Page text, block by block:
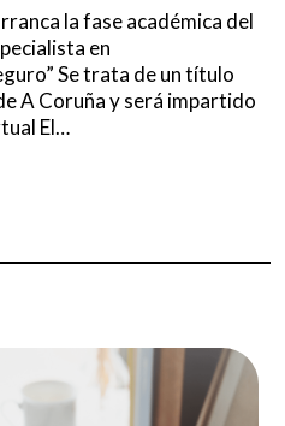
la fase académica del
en
Se trata de un título
A Coruña y será impartido
El…